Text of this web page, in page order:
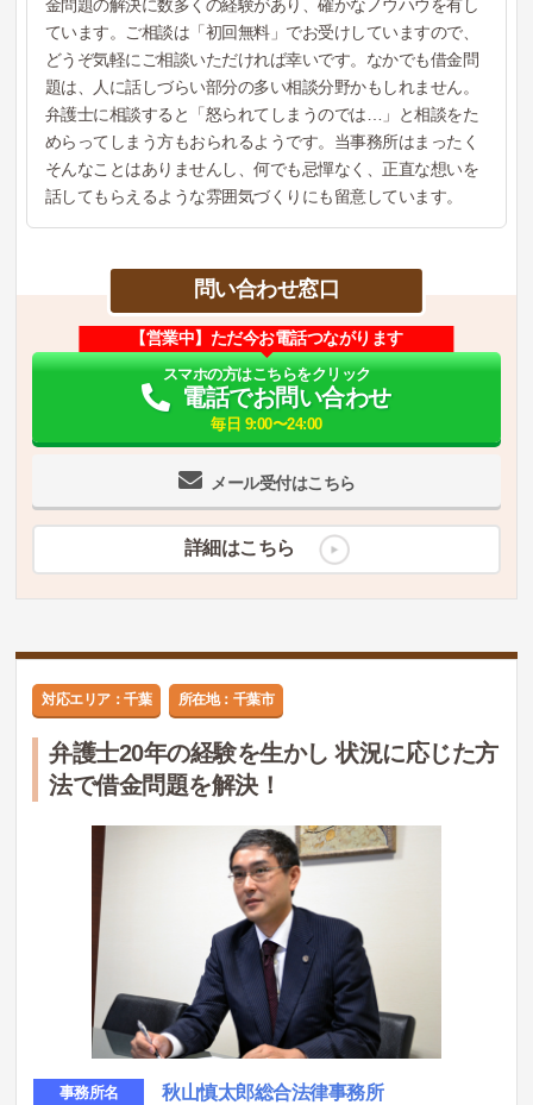
金問題の解決に数多くの経験があり、確かなノウハウを有し
ています。ご相談は「初回無料」でお受けしていますので、
どうぞ気軽にご相談いただければ幸いです。なかでも借金問
題は、人に話しづらい部分の多い相談分野かもしれません。
弁護士に相談すると「怒られてしまうのでは…」と相談をた
めらってしまう方もおられるようです。当事務所はまったく
そんなことはありませんし、何でも忌憚なく、正直な想いを
話してもらえるような雰囲気づくりにも留意しています。
問い合わせ窓口
メール受付はこちら
【営業中】ただ今お電話つながります
スマホの方はこちらをクリック
電話でお問い合わせ
毎日 9:00〜24:00
詳細はこちら
対応エリア：千葉 所在地：千葉市
弁護士20年の経験を生かし 状況に応じた方
法で借金問題を解決！
事務所名 秋山慎太郎総合法律事務所